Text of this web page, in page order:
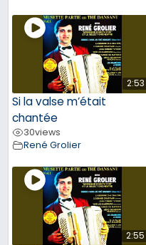
2:53
Si la valse m’était
chantée
30views
René Grolier
2:55